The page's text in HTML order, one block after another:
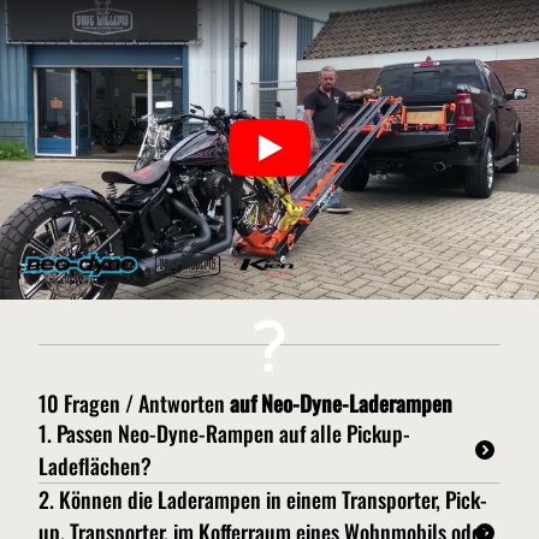
10 Fragen / Antwortenauf Neo-Dyne-Laderampen
1. Passen Neo-Dyne-Rampen auf alle Pickup-
Ladeflächen?
Neo-Dyne bietet Laderampen mit Winde für alle Pick-
2. Können die Laderampen in einem Transporter, Pick-
up, Transporter, im Kofferraum eines Wohnmobils oder